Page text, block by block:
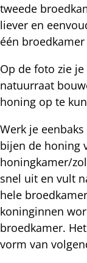
tweede
liever en
één
Op de foto zie
natuurraat
honing op te
Werk je
bijen de honing
honingkamer/
snel uit en vult
hele
koninginnen
broedkamer.
vorm van